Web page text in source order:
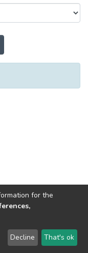
by Author
National University
LYRASIS
Send Feedback
for the
Decline That's ok